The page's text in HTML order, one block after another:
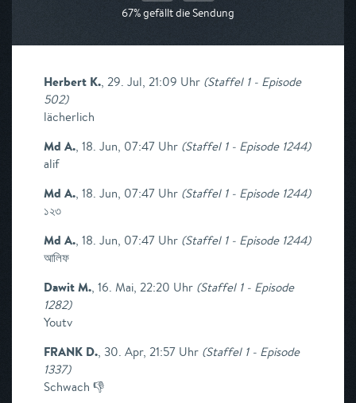
67% gefällt die Sendung
Herbert K., 29. Jul, 21:09 Uhr (Staffel 1 - Episode
502)
lächerlich
Md A., 18. Jun, 07:47 Uhr (Staffel 1 - Episode 1244)
alif
Md A., 18. Jun, 07:47 Uhr (Staffel 1 - Episode 1244)
১২৩
Md A., 18. Jun, 07:47 Uhr (Staffel 1 - Episode 1244)
আলিফ
Dawit M., 16. Mai, 22:20 Uhr (Staffel 1 - Episode
1282)
Youtv
FRANK D., 30. Apr, 21:57 Uhr (Staffel 1 - Episode
1337)
Schwach 👎